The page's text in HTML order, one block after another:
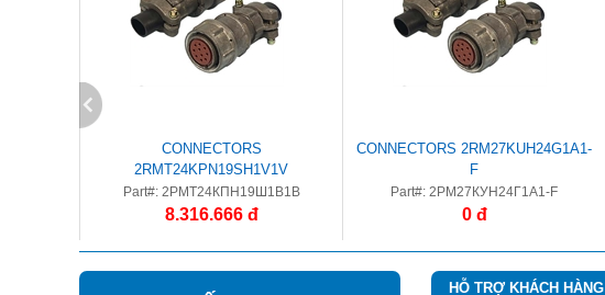
CONNECTORS
2RMT24KPN19SH1V1V
Part#: 2РМТ24КПН19Ш1В1В
8.316.666 đ
CONNECTORS 2RM27KUH24G1A1-
F
Part#: 2РМ27КУН24Г1А1-F
0 đ
HỖ TRỢ KHÁCH HÀNG